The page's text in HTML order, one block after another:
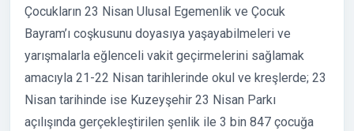
Çocukların 23 Nisan Ulusal Egemenlik ve Çocuk
Bayram’ı coşkusunu doyasıya yaşayabilmeleri ve
yarışmalarla eğlenceli vakit geçirmelerini sağlamak
amacıyla 21-22 Nisan tarihlerinde okul ve kreşlerde; 23
Nisan tarihinde ise Kuzeyşehir 23 Nisan Parkı
açılışında gerçekleştirilen şenlik ile 3 bin 847 çocuğa